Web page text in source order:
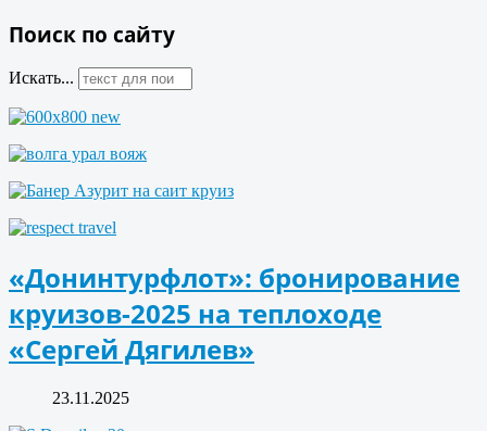
Поиск по сайту
Искать...
«Донинтурфлот»: бронирование
круизов-2025 на теплоходе
«Сергей Дягилев»
23.11.2025